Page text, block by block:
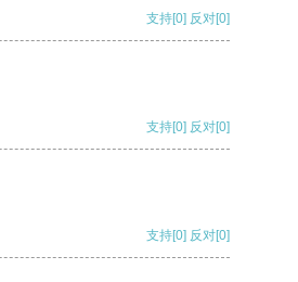
支持[0] 反对[0]
支持[0] 反对[0]
支持[0] 反对[0]